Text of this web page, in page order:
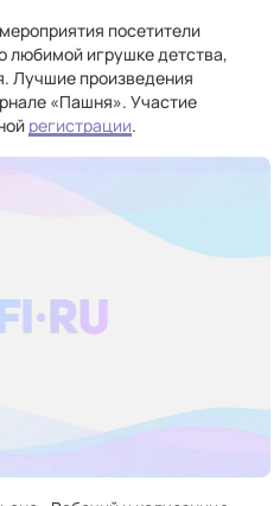
посетители
любимой игрушке детства,
Лучшие произведения
«Пашня». Участие
регистрации.